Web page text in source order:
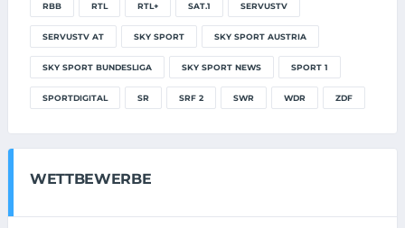
RBB RTL RTL+ SAT.1 SERVUSTV
SERVUSTV AT SKY SPORT SKY SPORT AUSTRIA
SKY SPORT BUNDESLIGA SKY SPORT NEWS SPORT 1
SPORTDIGITAL SR SRF 2 SWR WDR ZDF
WETTBEWERBE